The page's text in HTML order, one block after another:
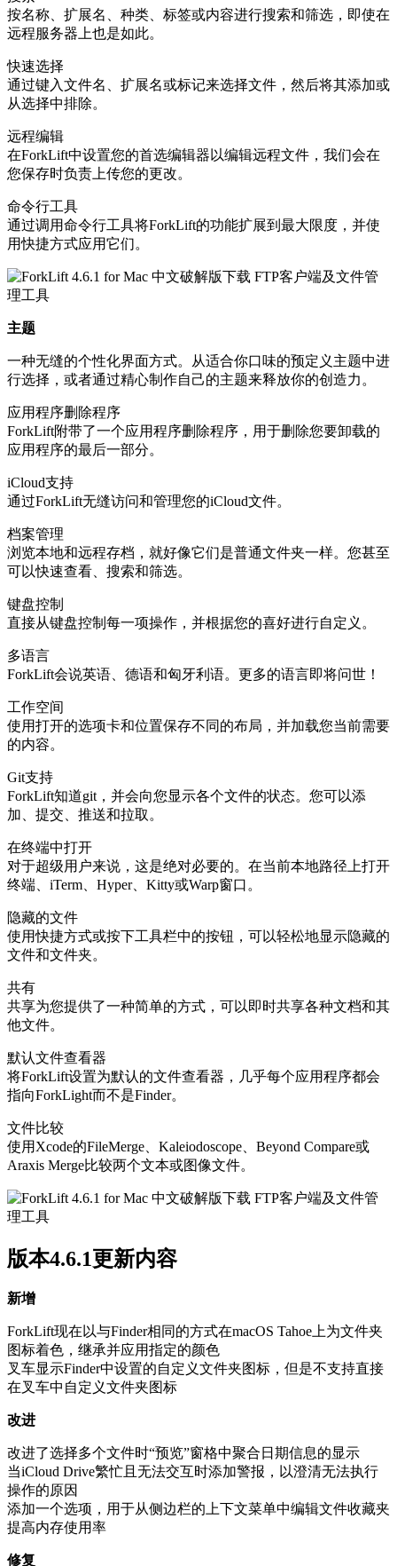
按名称、扩展名、种类、标签或内容进行搜索和筛选，即使在
远程服务器上也是如此。
快速选择
通过键入文件名、扩展名或标记来选择文件，然后将其添加或
从选择中排除。
远程编辑
在ForkLift中设置您的首选编辑器以编辑远程文件，我们会在
您保存时负责上传您的更改。
命令行工具
通过调用命令行工具将ForkLift的功能扩展到最大限度，并使
用快捷方式应用它们。
主题
一种无缝的个性化界面方式。从适合你口味的预定义主题中进
行选择，或者通过精心制作自己的主题来释放你的创造力。
应用程序删除程序
ForkLift附带了一个应用程序删除程序，用于删除您要卸载的
应用程序的最后一部分。
iCloud支持
通过ForkLift无缝访问和管理您的iCloud文件。
档案管理
浏览本地和远程存档，就好像它们是普通文件夹一样。您甚至
可以快速查看、搜索和筛选。
键盘控制
直接从键盘控制每一项操作，并根据您的喜好进行自定义。
多语言
ForkLift会说英语、德语和匈牙利语。更多的语言即将问世！
工作空间
使用打开的选项卡和位置保存不同的布局，并加载您当前需要
的内容。
Git支持
ForkLift知道git，并会向您显示各个文件的状态。您可以添
加、提交、推送和拉取。
在终端中打开
对于超级用户来说，这是绝对必要的。在当前本地路径上打开
终端、iTerm、Hyper、Kitty或Warp窗口。
隐藏的文件
使用快捷方式或按下工具栏中的按钮，可以轻松地显示隐藏的
文件和文件夹。
共有
共享为您提供了一种简单的方式，可以即时共享各种文档和其
他文件。
默认文件查看器
将ForkLift设置为默认的文件查看器，几乎每个应用程序都会
指向ForkLight而不是Finder。
文件比较
使用Xcode的FileMerge、Kaleiodoscope、Beyond Compare或
Araxis Merge比较两个文本或图像文件。
版本4.6.1更新内容
新增
ForkLift现在以与Finder相同的方式在macOS Tahoe上为文件夹
图标着色，继承并应用指定的颜色
叉车显示Finder中设置的自定义文件夹图标，但是不支持直接
在叉车中自定义文件夹图标
改进
改进了选择多个文件时“预览”窗格中聚合日期信息的显示
当iCloud Drive繁忙且无法交互时添加警报，以澄清无法执行
操作的原因
添加一个选项，用于从侧边栏的上下文菜单中编辑文件收藏夹
提高内存使用率
修复